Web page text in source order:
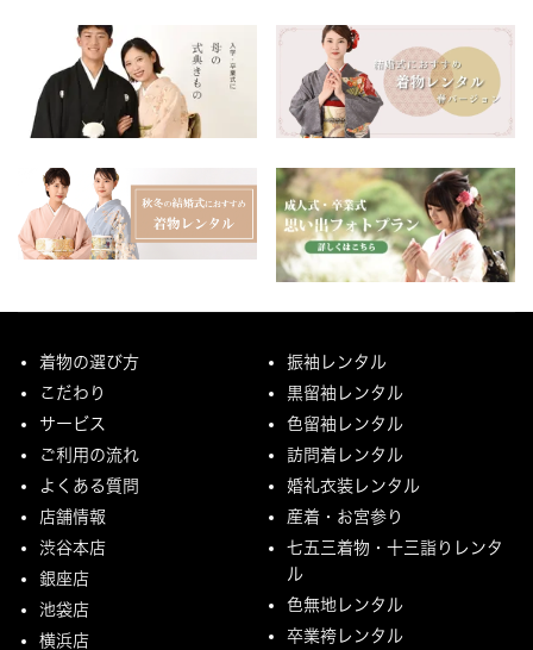
着物の選び方
こだわり
サービス
ご利用の流れ
よくある質問
店舗情報
渋谷本店
銀座店
池袋店
横浜店
振袖レンタル
黒留袖レンタル
色留袖レンタル
訪問着レンタル
婚礼衣装レンタル
産着・お宮参り
七五三着物・十三詣りレンタ
ル
色無地レンタル
卒業袴レンタル